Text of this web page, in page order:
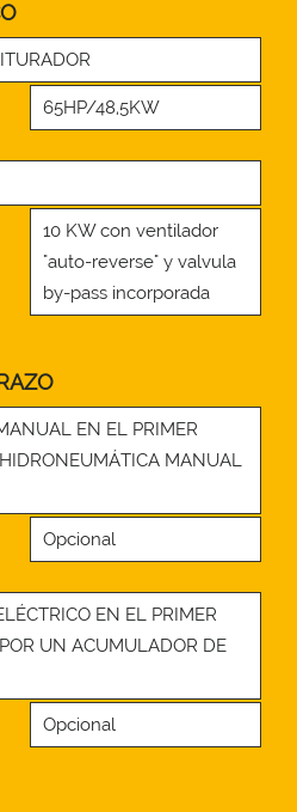
65HP/48,5KW
10 KW con ventilador
"auto-reverse" y valvula
by-pass incorporada
EN EL PRIMER
MANUAL
Opcional
EN EL PRIMER
UN ACUMULADOR DE
Opcional